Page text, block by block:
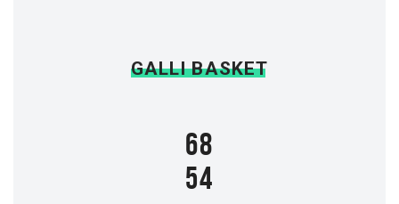
GALLI BASKET
68
54